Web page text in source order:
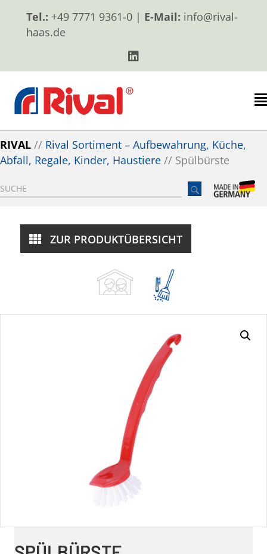
Tel.: +49 7771 9361-0 | E-Mail: info@rival-
haas.de
RIVAL // Rival Sortiment – Aufbewahrung, Küche,
Abfall, Regale, Kinder, Haustiere // Spülbürste
ZUR PRODUKTÜBERSICHT